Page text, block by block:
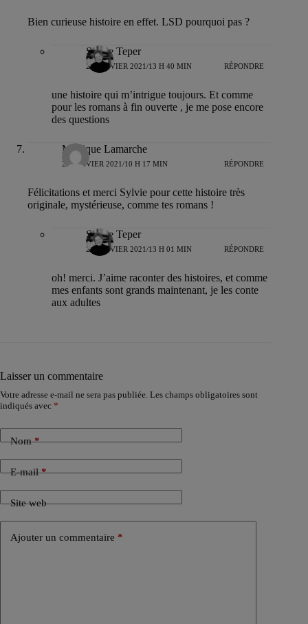
Bien curieuse histoire en effet. LSD pourquoi pas ?
Sylvie Teper
22 JANVIER 2021/13 H 40 MIN RÉPONDRE
une histoire qui m’intrigue toujours. Et comme
pour les romans à fin ouverte , je me pose encore
des questions
Monique Lamarche
24 JANVIER 2021/10 H 17 MIN RÉPONDRE
Félicitations et merci Sylvie pour cette histoire très
originale, mystérieuse, comme tes romans !
Sylvie Teper
24 JANVIER 2021/13 H 01 MIN RÉPONDRE
oh! merci. J’aime raconter des histoires, et comme
mes enfants sont grands maintenant, je les conte
aux adultes
Laisser un commentaire
Votre adresse e-mail ne sera pas publiée. Les champs obligatoires sont
indiqués avec *
Nom*
E-mail*
Site web
Ajouter un commentaire *